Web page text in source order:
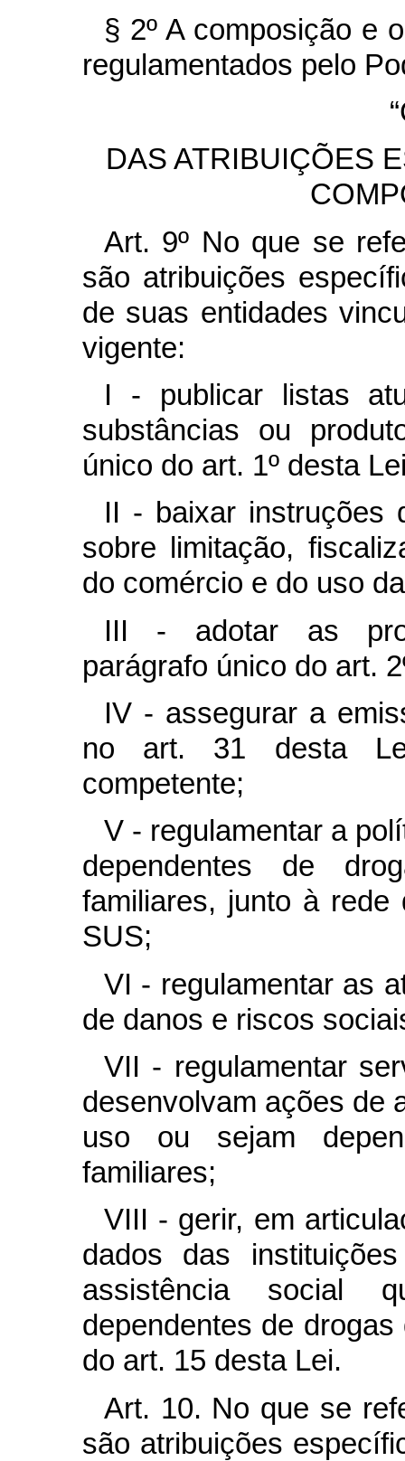
§ 2º A composição e
regulamentados pelo
DAS ATRIBUIÇÕES
Art. 9º No que se
são atribuições
de suas entidades
vigente:
I - publicar listas
substâncias ou
único do art. 1º desta
II - baixar instruções
sobre limitação,
do comércio e do uso
III - adotar as
parágrafo único do art.
IV - assegurar a
no art. 31 desta
competente;
V - regulamentar a
dependentes de
familiares, junto à
SUS;
VI - regulamentar as
de danos e riscos
VII - regulamentar
desenvolvam ações de
uso ou sejam
familiares;
VIII - gerir, em
dados das
assistência social
dependentes de
do art. 15 desta Lei.
Art. 10. No que se
são atribuições